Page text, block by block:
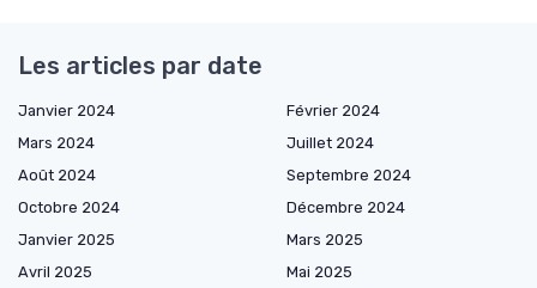
Les articles par date
Janvier 2024
Février 2024
Mars 2024
Juillet 2024
Août 2024
Septembre 2024
Octobre 2024
Décembre 2024
Janvier 2025
Mars 2025
Avril 2025
Mai 2025